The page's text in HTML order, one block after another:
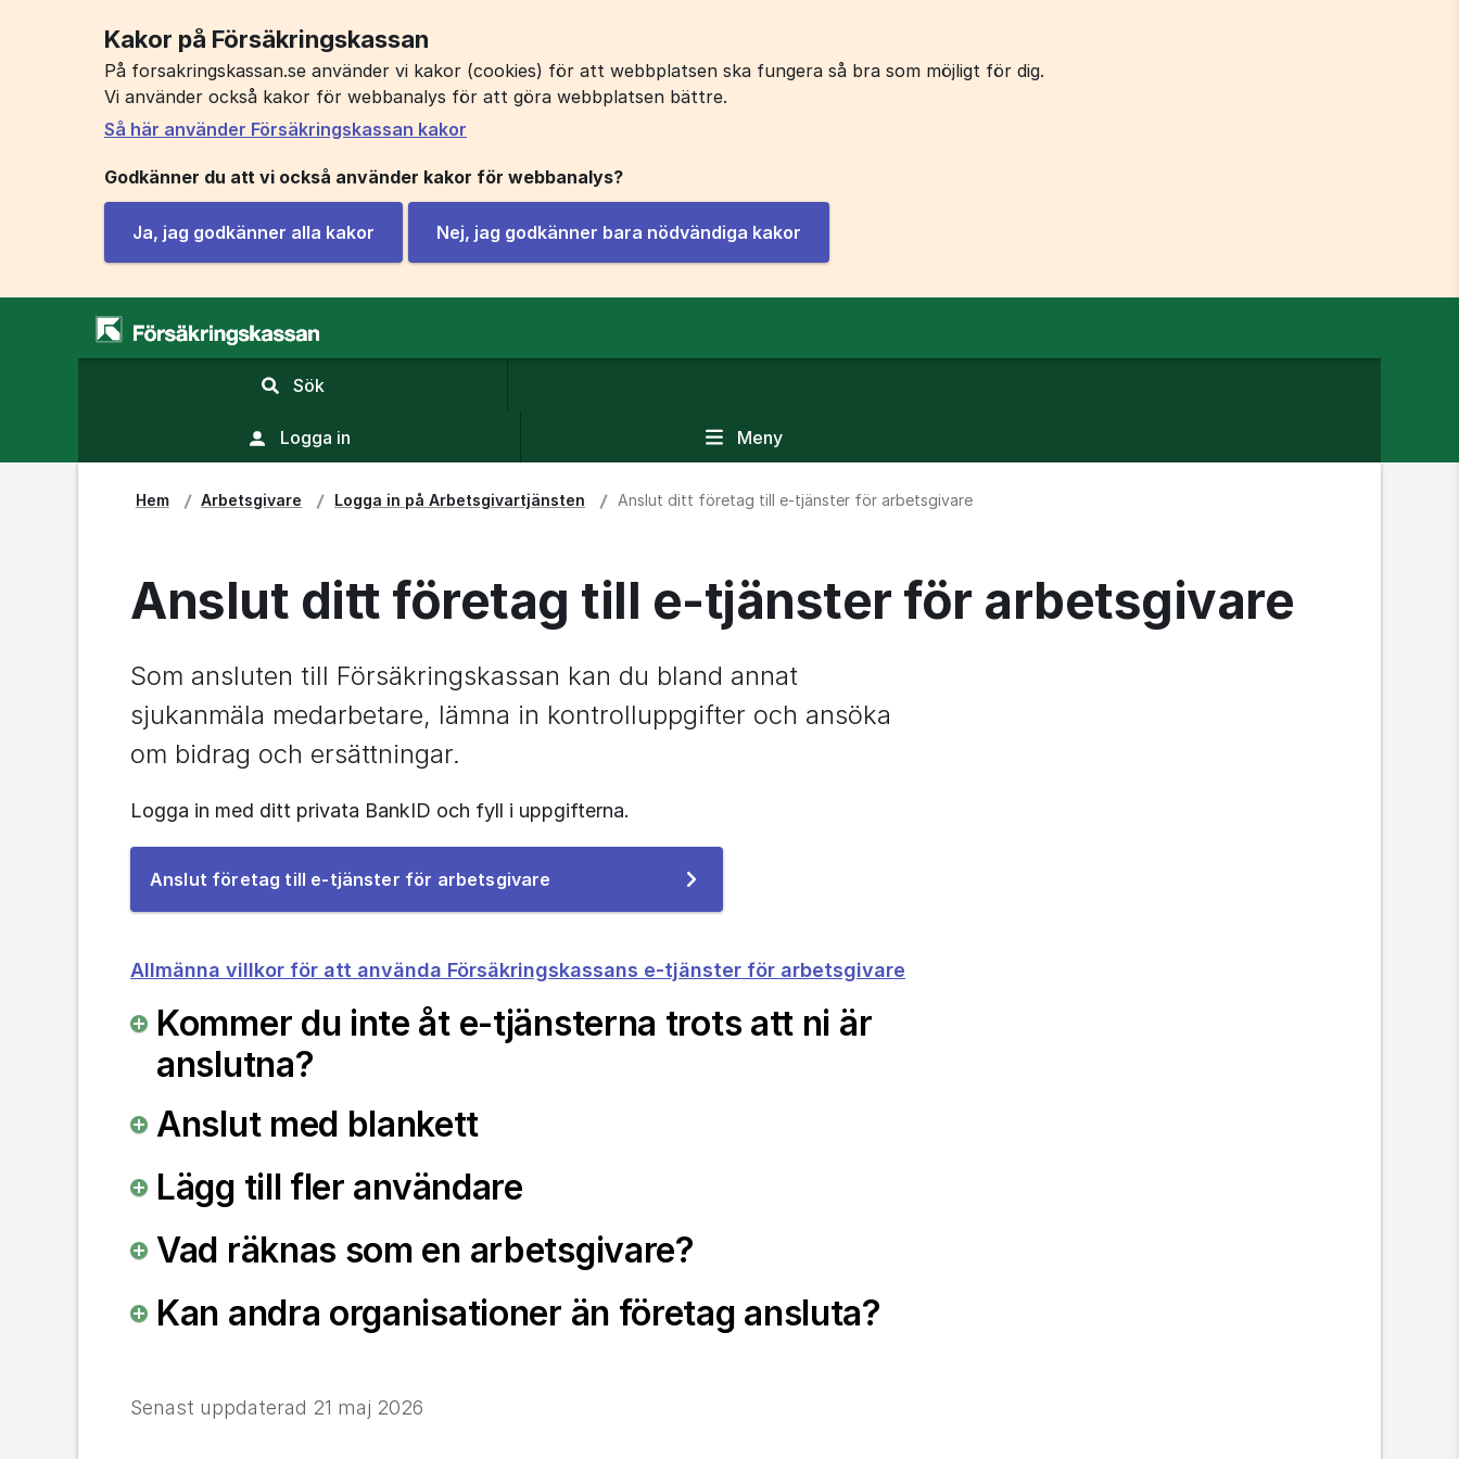
Kakor på Försäkringskassan
På forsakringskassan.se använder vi kakor (cookies) för att webbplatsen ska fungera så bra som möjligt för dig.
Vi använder också kakor för webbanalys för att göra webbplatsen bättre.
Så här använder Försäkringskassan kakor
Godkänner du att vi också använder kakor för webbanalys?
Ja, jag godkänner alla kakor Nej, jag godkänner bara nödvändiga kakor
Sök,
sökfält
Logga in Meny
Hem Arbetsgivare Logga in på Arbetsgivartjänsten Anslut ditt företag till e-tjänster för arbetsgivare
Anslut ditt företag till e-tjänster för arbetsgivare
Som ansluten till Försäkringskassan kan du bland annat
sjukanmäla medarbetare, lämna in kontrolluppgifter och ansöka
om bidrag och ersättningar.
Logga in med ditt privata BankID och fyll i uppgifterna.
Anslut företag till e-tjänster för arbetsgivare
Allmänna villkor för att använda Försäkringskassans e-tjänster för arbetsgivare
Kommer du inte åt e-tjänsterna trots att ni är
anslutna?
Anslut med blankett
Lägg till fler användare
Vad räknas som en arbetsgivare?
Kan andra organisationer än företag ansluta?
Senast uppdaterad 21 maj 2026